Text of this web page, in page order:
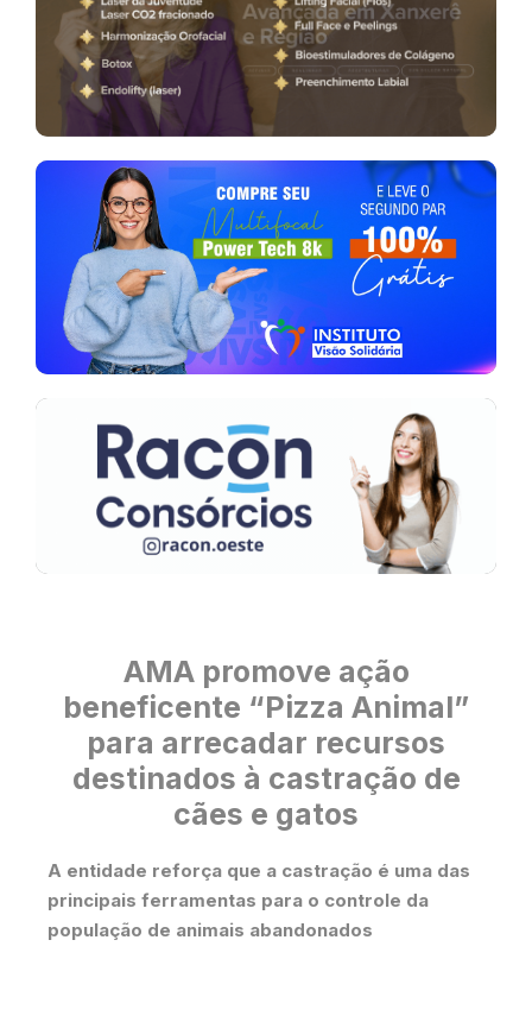
AMA promove ação
beneficente “Pizza Animal”
para arrecadar recursos
destinados à castração de
cães e gatos
A entidade reforça que a castração é uma das
principais ferramentas para o controle da
população de animais abandonados